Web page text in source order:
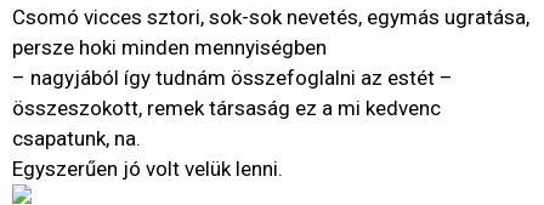
Csomó vicces sztori, sok-sok nevetés, egymás ugratása,
persze hoki minden mennyiségben
– nagyjából így tudnám összefoglalni az estét –
összeszokott, remek társaság ez a mi kedvenc
csapatunk, na.
Egyszerűen jó volt velük lenni.